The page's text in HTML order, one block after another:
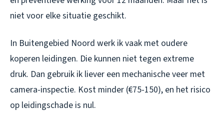
niet voor elke situatie geschikt.
In Buitengebied Noord werk ik vaak met oudere
koperen leidingen. Die kunnen niet tegen extreme
druk. Dan gebruik ik liever een mechanische veer met
camera-inspectie. Kost minder (€75-150), en het risico
op leidingschade is nul.